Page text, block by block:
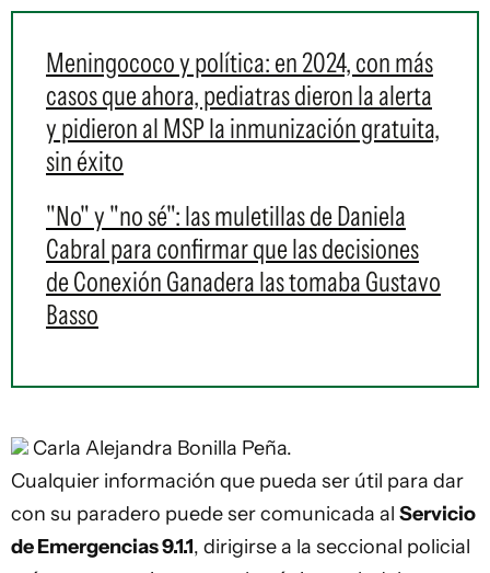
Meningococo y política: en 2024, con más
casos que ahora, pediatras dieron la alerta
y pidieron al MSP la inmunización gratuita,
sin éxito
"No" y "no sé": las muletillas de Daniela
Cabral para confirmar que las decisiones
de Conexión Ganadera las tomaba Gustavo
Basso
Carla Alejandra Bonilla Peña.
Cualquier información que pueda ser útil para dar
con su paradero puede ser comunicada al Servicio
de Emergencias 9.1.1, dirigirse a la seccional policial